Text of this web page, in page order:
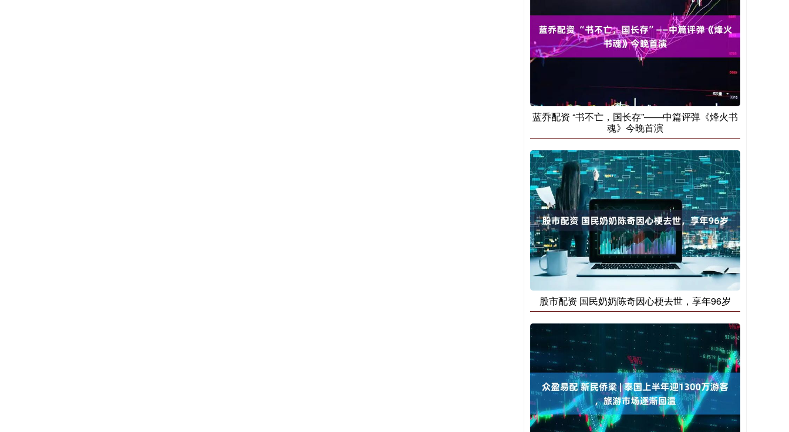
蓝乔配资 “书不亡，国长存”——中篇评弹《烽火书
魂》今晚首演
股市配资 国民奶奶陈奇因心梗去世，享年96岁